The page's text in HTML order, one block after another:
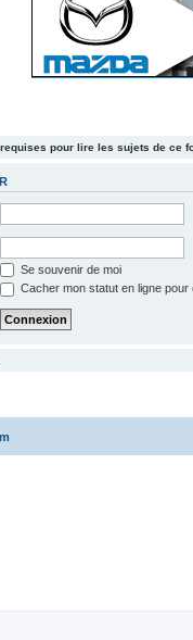
pour lire les sujets de ce
Se souvenir de moi
Cacher mon statut en ligne